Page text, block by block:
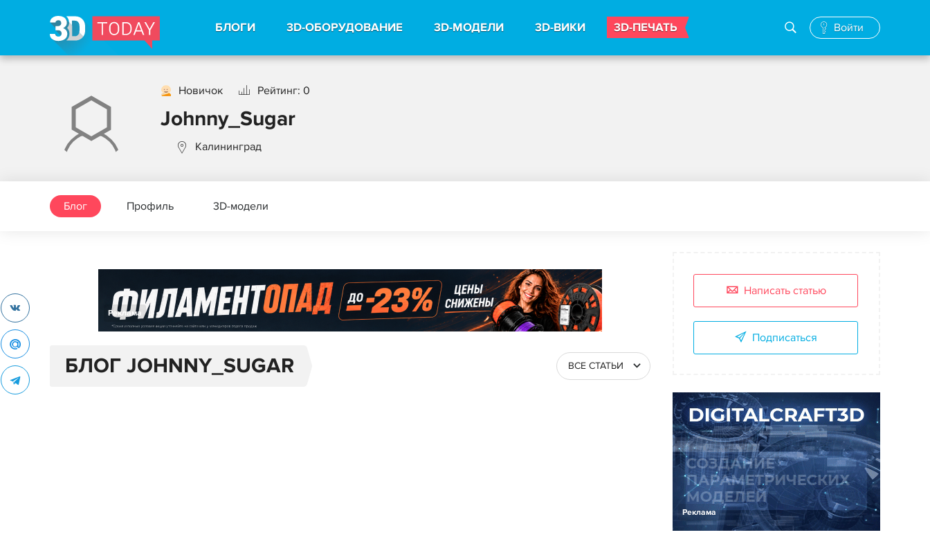
БЛОГИ 3D-ОБОРУДОВАНИЕ 3D-МОДЕЛИ 3D-ВИКИ 3D-ПЕЧАТЬ Войти
Новичок Рейтинг: 0
Johnny_Sugar
Калининград
Блог Профиль 3D-модели
Реклама
БЛОГ JOHNNY_SUGAR ВСЕ СТАТЬИ
Написать статью
Подписаться
Реклама